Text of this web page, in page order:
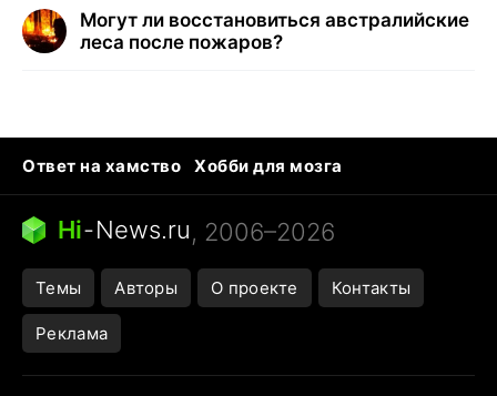
Могут ли восстановиться австралийские
леса после пожаров?
Ответ на хамство
Хобби для мозга
Бензин 100 и 95
Тунцы в океанариуме
Следующая пандемия
Hi-News.ru, 2006–2026
Темы Авторы О проекте Контакты
Реклама